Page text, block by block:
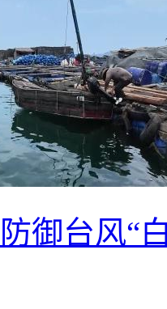
御台风“